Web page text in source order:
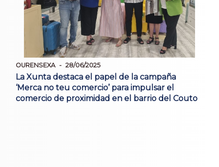
OURENSEXA 28/06/2025
La Xunta destaca el papel de la campaña
‘Merca no teu comercio’ para impulsar el
comercio de proximidad en el barrio del Couto